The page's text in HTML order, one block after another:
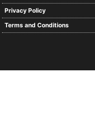
Privacy Policy
Terms and Conditions